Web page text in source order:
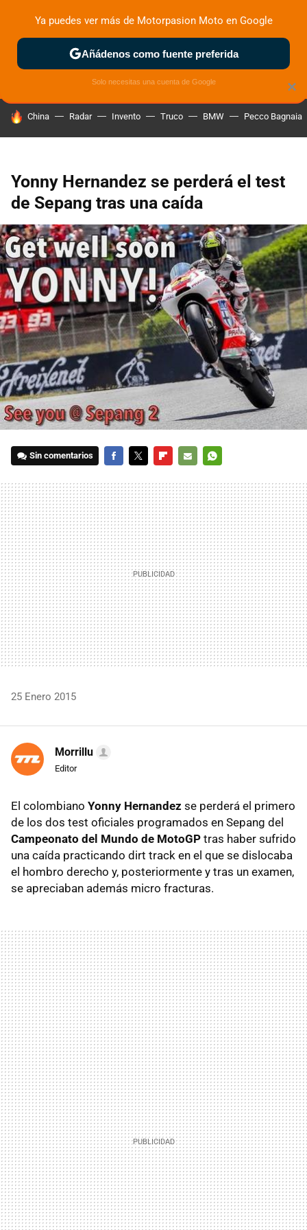
ZONA DE PRUEBAS DEPORTIVAS MOTOS ELÉCTRICAS
HOY SE HABLA DE
China Radar Invento Truco BMW Pecco Bagnaia
Yonny Hernandez se perderá el test
de Sepang tras una caída
Sin comentarios
MAIL
25 Enero 2015
Morrillu
Editor
El colombiano Yonny Hernandez se perderá el primero
de los dos test oficiales programados en Sepang del
Campeonato del Mundo de MotoGP tras haber sufrido
una caída practicando dirt track en el que se dislocaba
el hombro derecho y, posteriormente y tras un examen,
se apreciaban además micro fracturas.
×
Ya puedes ver más de Motorpasion Moto en Google
Añádenos como fuente preferida
Solo necesitas una cuenta de Google